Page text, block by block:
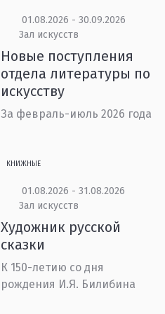
01.08.2026 - 30.09.2026
Зал искусств
Новые поступления
отдела литературы по
искусству
За февраль-июль 2026 года
КНИЖНЫЕ
01.08.2026 - 31.08.2026
Зал искусств
Художник русской
сказки
К 150-летию со дня
рождения И.Я. Билибина